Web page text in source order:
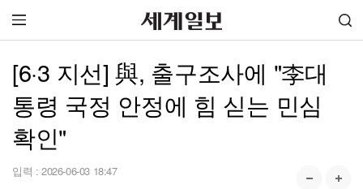
[6·3 지선] 與, 출구조사에 "李대
통령 국정 안정에 힘 싣는 민심
확인"
입력 : 2026-06-03 18:47